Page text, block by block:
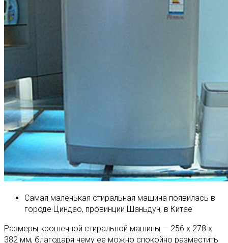
Самая маленькая стиральная машина появилась в
городе Циндао, провинции Шаньдун, в Китае
Размеры крошечной стиральной машины — 256 х 278 х
382 мм, благодаря чему ее можно спокойно разместить